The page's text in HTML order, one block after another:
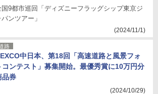
国9都市巡回「ディズニーフラッグシップ東京ジ
パンツアー」
(2024/11/1)
路
中日本、第18回「高速道路と風景フォ
コンテスト」募集開始。最優秀賞に10万円分
品券
(2024/10/29)